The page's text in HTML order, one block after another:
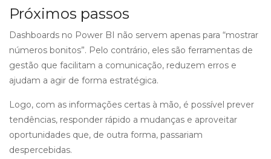
Próximos passos
Dashboards no Power BI não servem apenas para “mostrar
números bonitos”. Pelo contrário, eles são ferramentas de
gestão que facilitam a comunicação, reduzem erros e
ajudam a agir de forma estratégica.
Logo, com as informações certas à mão, é possível prever
tendências, responder rápido a mudanças e aproveitar
oportunidades que, de outra forma, passariam
despercebidas.